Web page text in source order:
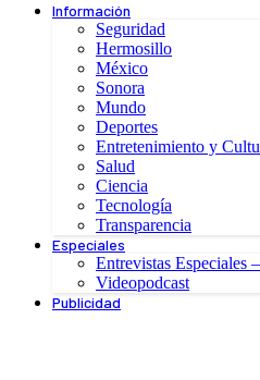
Información
Seguridad
Hermosillo
México
Sonora
Mundo
Deportes
Entretenimiento y
Salud
Ciencia
Tecnología
Transparencia
Especiales
Entrevistas Especiales
Videopodcast
Publicidad